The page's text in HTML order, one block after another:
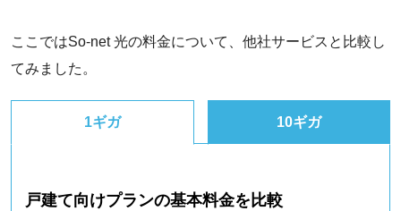
ここではSo-net 光の料金について、他社サービスと比較し
てみました。
1ギガ
戸建て向けプランの基本料金を比較
10ギガ